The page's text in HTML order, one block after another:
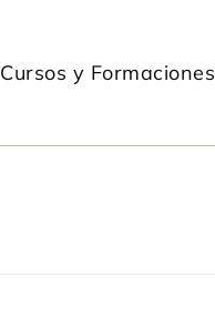
Cursos y Formaciones